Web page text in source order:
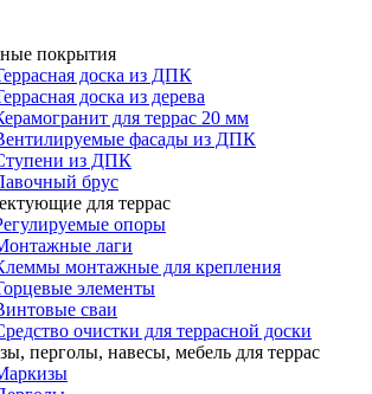
покрытия
доска из ДПК
доска из дерева
для террас 20 мм
фасады из ДПК
из ДПК
брус
для террас
опоры
лаги
монтажные для крепления
элементы
сваи
очистки для террасной доски
перголы, навесы, мебель для террас